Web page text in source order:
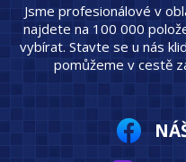
Jsme profesionálové v
najdete na 100 000
vybírat. Stavte se u nás
pomůžeme v cestě